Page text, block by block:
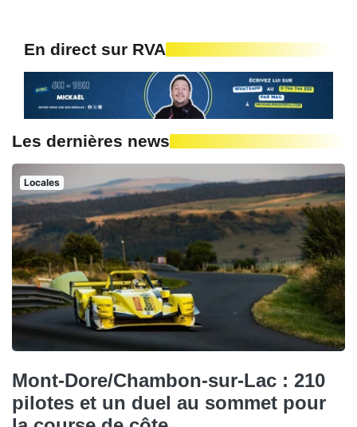
En direct sur RVA
Les dernières news
Locales
Mont-Dore/Chambon-sur-Lac : 210
pilotes et un duel au sommet pour